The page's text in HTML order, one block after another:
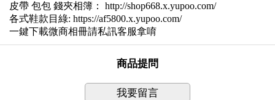
皮帶 包包 錢夾相簿： http://shop668.x.yupoo.com/
各式鞋款目綠: https://af5800.x.yupoo.com/
一鍵下載微商相冊請私訊客服拿唷
商品提問
我要留言